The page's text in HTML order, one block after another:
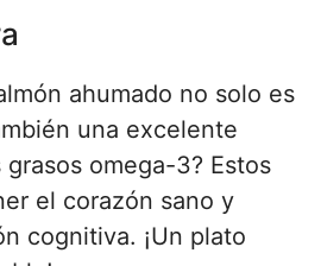
ahumado no solo es
una excelente
omega-3? Estos
el corazón sano y
cognitiva. ¡Un plato